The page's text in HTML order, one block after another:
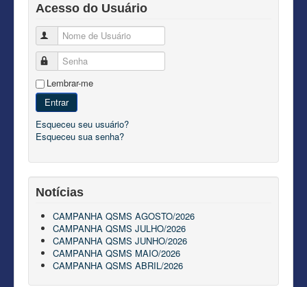
Acesso do Usuário
Nome de Usuário
Senha
Lembrar-me
Entrar
Esqueceu seu usuário?
Esqueceu sua senha?
Notícias
CAMPANHA QSMS AGOSTO/2026
CAMPANHA QSMS JULHO/2026
CAMPANHA QSMS JUNHO/2026
CAMPANHA QSMS MAIO/2026
CAMPANHA QSMS ABRIL/2026